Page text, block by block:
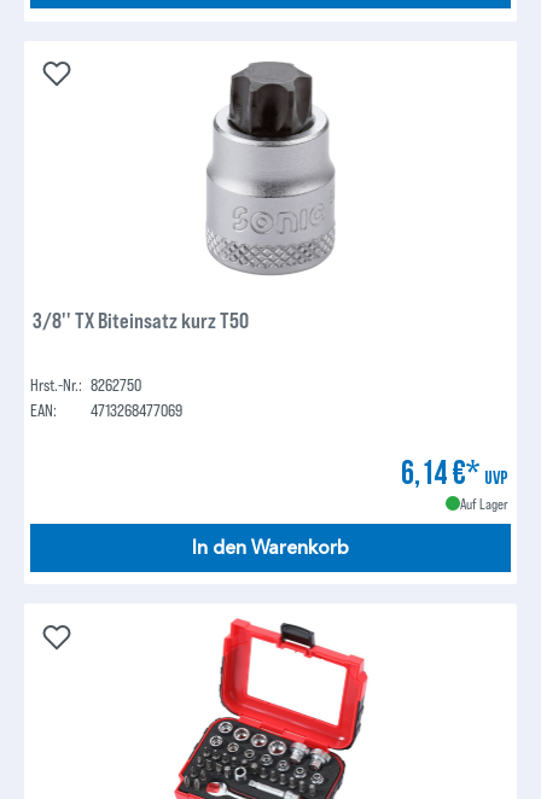
3/8'' TX Biteinsatz kurz T50
Hrst.-Nr.: 8262750
EAN:
4713268477069
6,14 €* UVP
Auf Lager
In den Warenkorb